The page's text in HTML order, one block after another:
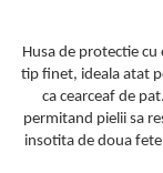
Bumbac Tip Damasc
Cearceaf normal 4
Cearceaf cu
Cearceaf normal 6
160x200cm
Huse De Pat
180x200cm
Huse Din Frotir
Husa de protectie
tip finet, ideala atat
ca cearceaf de
permitand pielii sa
insotita de doua